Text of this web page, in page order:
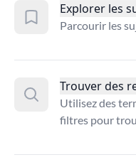
Explorer les
Parcourir les
Trouver des
Utilisez des
filtres pour